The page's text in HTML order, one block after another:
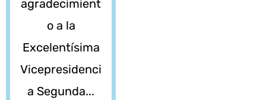
agradecimient
o a la
Excelentísima
Vicepresidenci
a Segunda...